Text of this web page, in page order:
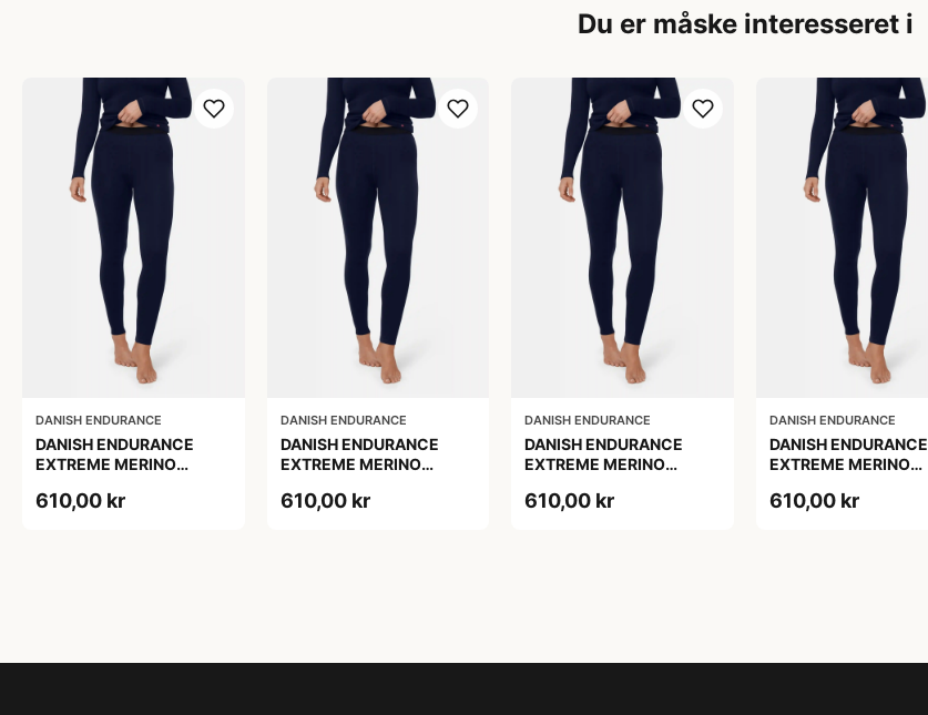
Du er måske interesseret i
DANISH ENDURANCE
DANISH ENDURANCE
EXTREME MERINO
Marineblå 1-Pak
610,00 kr
DANISH ENDURANCE
DANISH ENDURANCE
EXTREME MERINO
Marineblå 1-Pak
610,00 kr
DANISH ENDURANCE
DANISH ENDURANCE
EXTREME MERINO
Pak
610,00 kr
DANISH ENDURANCE
DANISH ENDURANCE
EXTREME MERINO
610,00 kr